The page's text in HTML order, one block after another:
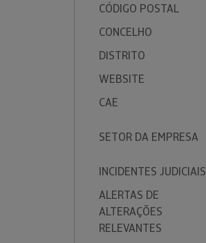
CÓDIGO POSTAL
CONCELHO
DISTRITO
WEBSITE
CAE
SETOR DA EMPRESA
INCIDENTES JUDICIAIS
ALERTAS DE
ALTERAÇÕES
RELEVANTES